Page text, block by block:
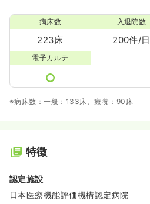
病床数
223床
入退院数
200件/日
電子カルテ
※病床数：一般：133床、療養：90床
特徴
認定施設
日本医療機能評価機構認定病院